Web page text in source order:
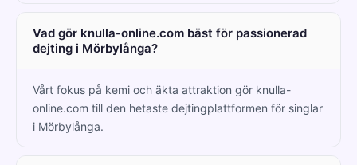
Vad gör knulla-online.com bäst för passionerad
dejting i Mörbylånga?
Vårt fokus på kemi och äkta attraktion gör knulla-
online.com till den hetaste dejtingplattformen för singlar
i Mörbylånga.